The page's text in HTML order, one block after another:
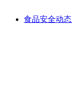
食品安全动态